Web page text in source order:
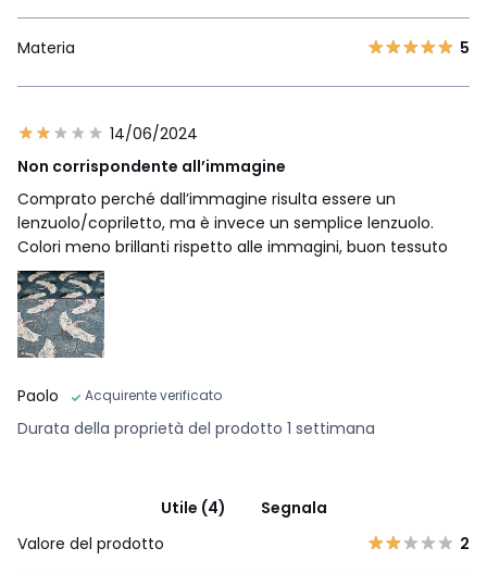
Materia 5
14/06/2024
Non corrispondente all’immagine
Comprato perché dall’immagine risulta essere un
lenzuolo/copriletto, ma è invece un semplice lenzuolo.
Colori meno brillanti rispetto alle immagini, buon tessuto
Paolo Acquirente verificato
Durata della proprietà del prodotto 1 settimana
Utile (4)
Segnala
Valore del prodotto
2